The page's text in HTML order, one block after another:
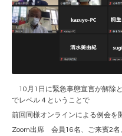
10月1日に緊急事態宣言が解除
でレベル４ということで
前回同様オンラインによる例会を
Zoom出席 会員16名、ご来賓2